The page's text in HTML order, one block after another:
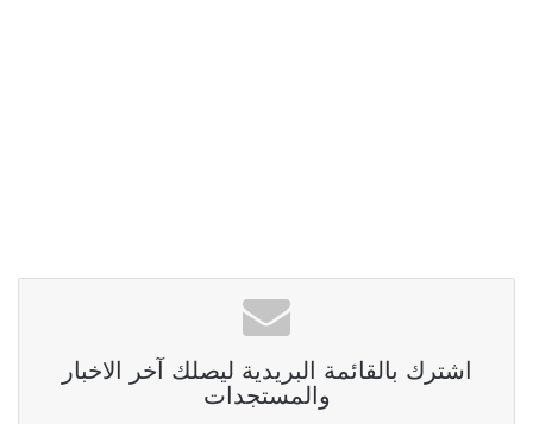
اشترك بالقائمة البريدية ليصلك آخر الاخبار
والمستجدات